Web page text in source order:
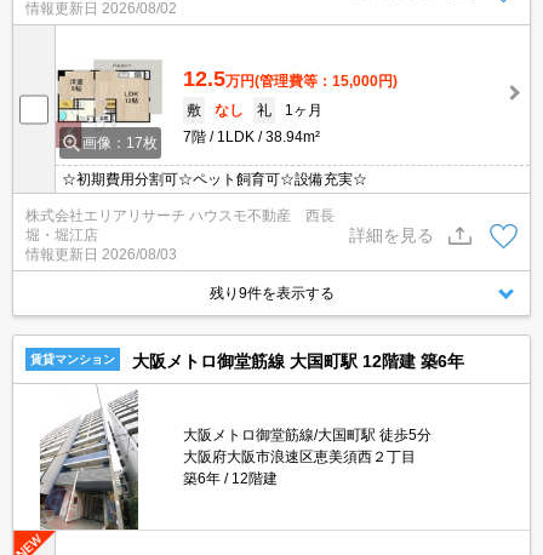
情報更新日 2026/08/02
画像：17枚
12.5万円(管理費等：15,000円)
敷
なし 礼
1ヶ月
7階
1LDK 38.94m²
☆初期費用分割可☆ペット飼育可☆設備充実☆
株式会社エリアリサーチ ハウスモ不動産 西長
堀・堀江店
情報更新日 2026/08/03
詳細を見る
残り9件を表示する
賃貸マンション 大阪メトロ御堂筋線 大国町駅 12階建 築6年
大阪メトロ御堂筋線/大国町駅 徒歩5分
大阪府大阪市浪速区恵美須西２丁目
築6年
12階建